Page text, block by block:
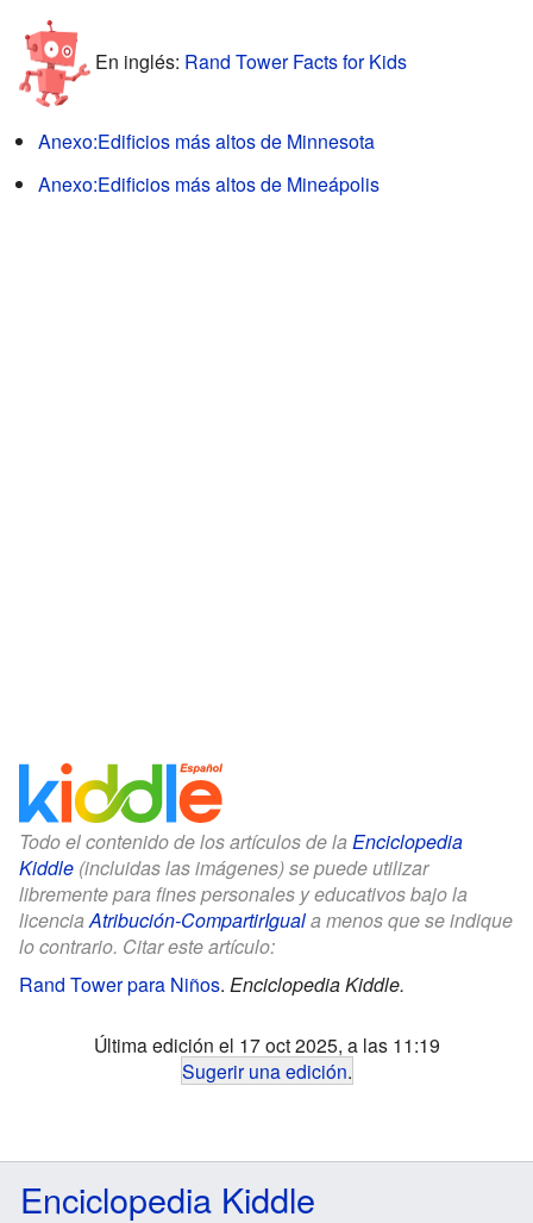
En inglés: Rand Tower Facts for Kids
Anexo:Edificios más altos de Minnesota
Anexo:Edificios más altos de Mineápolis
Todo el contenido de los artículos de la Enciclopedia
Kiddle (incluidas las imágenes) se puede utilizar
libremente para fines personales y educativos bajo la
licenciaAtribución-CompartirIguala menos que se indique
lo contrario. Citar este artículo:
Rand Tower para Niños. Enciclopedia Kiddle.
Última edición el 17 oct 2025, a las 11:19
Sugerir una edición.
Enciclopedia Kiddle